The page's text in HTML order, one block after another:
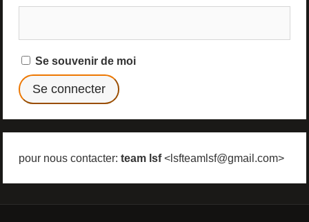
Se souvenir de moi
pour nous contacter: team lsf<lsfteamlsf@gmail.com>